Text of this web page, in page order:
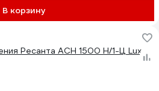
В корзину